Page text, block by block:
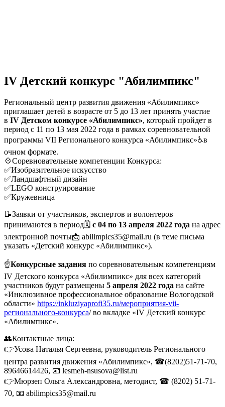
IV Детский конкурс "Абилимпикс"
Региональный центр развития движения «Абилимпикс»
приглашает детей в возрасте от 5 до 13 лет принять участие
в IV Детском конкурсе «Абилимпикс», который пройдет в
период с 11 по 13 мая 2022 года в рамках соревновательной
программы VII Регионального конкурса «Абилимпикс»♿в
очном формате.
💠Соревновательные компетенции Конкурса:
✅Изобразительное искусство
✅Ландшафтный дизайн
✅LEGO конструирование
✅Кружевница
📝Заявки от участников, экспертов и волонтеров
принимаются в период🗓 с 04 по 13 апреля 2022 года на адрес
электронной почты📩 abilimpics35@mail.ru (в теме письма
указать «Детский конкурс «Абилимпикс»).
☝Конкурсные задания по соревновательным компетенциям
IV Детского конкурса «Абилимпикс» для всех категорий
участников будут размещены 5 апреля 2022 года на сайте
«Инклюзивное профессиональное образование Вологодской
области» https://inkluziyaprofi35.ru/мероприятия-vii-
регионального-конкурса/ во вкладке «IV Детский конкурс
«Абилимпикс».
👥Контактные лица:
👉Усова Наталья Сергеевна, руководитель Регионального
центра развития движения «Абилимпикс», ☎(8202)51-71-70,
89646614426, 📧 lesmeh-nsusova@list.ru
👉Мюрзеп Ольга Александровна, методист, ☎ (8202) 51-71-
70, 📧 abilimpics35@mail.ru